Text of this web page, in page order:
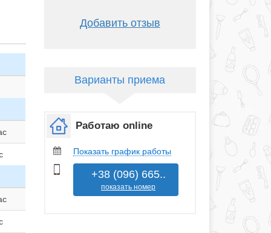
Добавить отзыв
Варианты приема
Работаю online
Показать график работы
+38 (096) 665..
показать номер